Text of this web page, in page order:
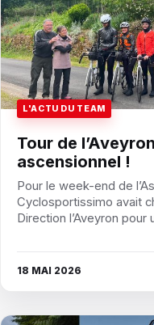
L'ACTU DU TEAM
Tour de
ascensionnel !
Pour le week-end de
Cyclosportissimo avait
Direction l’Aveyron
18 MAI 2026